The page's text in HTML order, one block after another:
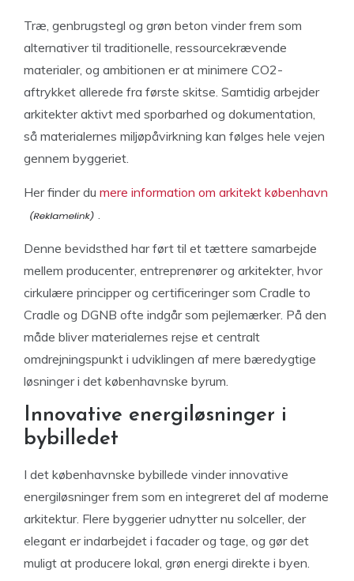
Træ, genbrugstegl og grøn beton vinder frem som
alternativer til traditionelle, ressourcekrævende
materialer, og ambitionen er at minimere CO2-
aftrykket allerede fra første skitse. Samtidig arbejder
arkitekter aktivt med sporbarhed og dokumentation,
så materialernes miljøpåvirkning kan følges hele vejen
gennem byggeriet.
Her finder du mere information om arkitekt københavn
.
Denne bevidsthed har ført til et tættere samarbejde
mellem producenter, entreprenører og arkitekter, hvor
cirkulære principper og certificeringer som Cradle to
Cradle og DGNB ofte indgår som pejlemærker. På den
måde bliver materialernes rejse et centralt
omdrejningspunkt i udviklingen af mere bæredygtige
løsninger i det københavnske byrum.
Innovative energiløsninger i
bybilledet
I det københavnske bybillede vinder innovative
energiløsninger frem som en integreret del af moderne
arkitektur. Flere byggerier udnytter nu solceller, der
elegant er indarbejdet i facader og tage, og gør det
muligt at producere lokal, grøn energi direkte i byen.